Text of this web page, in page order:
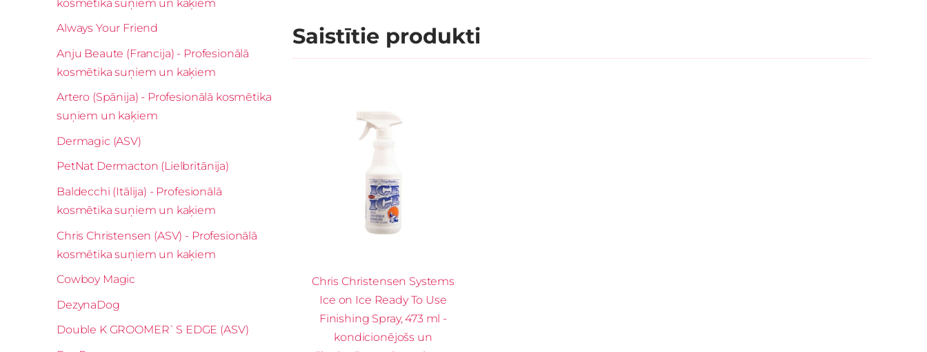
kosmētika suņiem un kaķiem
Always Your Friend
Anju Beaute (Francija) - Profesionālā
kosmētika suņiem un kaķiem
Artero (Spānija) - Profesionālā kosmētika
suņiem un kaķiem
Dermagic (ASV)
PetNat Dermacton (Lielbritānija)
Baldecchi (Itālija) - Profesionālā
kosmētika suņiem un kaķiem
Chris Christensen (ASV) - Profesionālā
kosmētika suņiem un kaķiem
Cowboy Magic
DezynaDog
Double K GROOMER`S EDGE (ASV)
Saistītie produkti
Chris Christensen Systems
Ice on Ice Ready To Use
Finishing Spray, 473 ml -
kondicionējošs un